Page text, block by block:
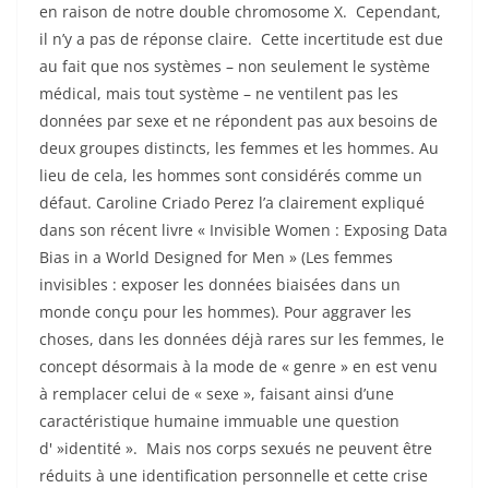
en raison de notre double chromosome X. Cependant,
il n’y a pas de réponse claire. Cette incertitude est due
au fait que nos systèmes – non seulement le système
médical, mais tout système – ne ventilent pas les
données par sexe et ne répondent pas aux besoins de
deux groupes distincts, les femmes et les hommes. Au
lieu de cela, les hommes sont considérés comme un
défaut. Caroline Criado Perez l’a clairement expliqué
dans son récent livre « Invisible Women : Exposing Data
Bias in a World Designed for Men » (Les femmes
invisibles : exposer les données biaisées dans un
monde conçu pour les hommes). Pour aggraver les
choses, dans les données déjà rares sur les femmes, le
concept désormais à la mode de « genre » en est venu
à remplacer celui de « sexe », faisant ainsi d’une
caractéristique humaine immuable une question
d' »identité ». Mais nos corps sexués ne peuvent être
réduits à une identification personnelle et cette crise